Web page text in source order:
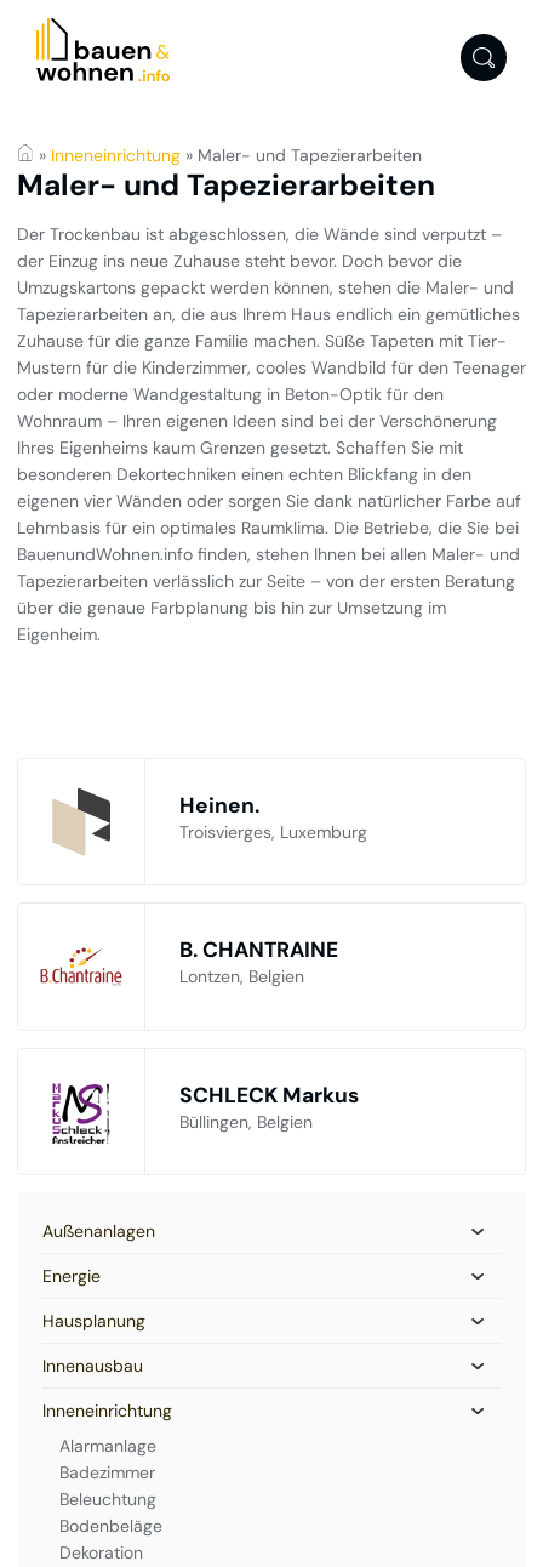
» Inneneinrichtung » Maler- und Tapezierarbeiten
Maler- und Tapezierarbeiten
Der Trockenbau ist abgeschlossen, die Wände sind verputzt –
der Einzug ins neue Zuhause steht bevor. Doch bevor die
Umzugskartons gepackt werden können, stehen die Maler- und
Tapezierarbeiten an, die aus Ihrem Haus endlich ein gemütliches
Zuhause für die ganze Familie machen. Süße Tapeten mit Tier-
Mustern für die Kinderzimmer, cooles Wandbild für den Teenager
oder moderne Wandgestaltung in Beton-Optik für den
Wohnraum – Ihren eigenen Ideen sind bei der Verschönerung
Ihres Eigenheims kaum Grenzen gesetzt. Schaffen Sie mit
besonderen Dekortechniken einen echten Blickfang in den
eigenen vier Wänden oder sorgen Sie dank natürlicher Farbe auf
Lehmbasis für ein optimales Raumklima. Die Betriebe, die Sie bei
BauenundWohnen.info finden, stehen Ihnen bei allen Maler- und
Tapezierarbeiten verlässlich zur Seite – von der ersten Beratung
über die genaue Farbplanung bis hin zur Umsetzung im
Eigenheim.
Heinen.
Troisvierges, Luxemburg
B. CHANTRAINE
Lontzen, Belgien
SCHLECK Markus
Büllingen, Belgien
Außenanlagen
Energie
Hausplanung
Innenausbau
Inneneinrichtung
Alarmanlage
Badezimmer
Beleuchtung
Bodenbeläge
Dekoration